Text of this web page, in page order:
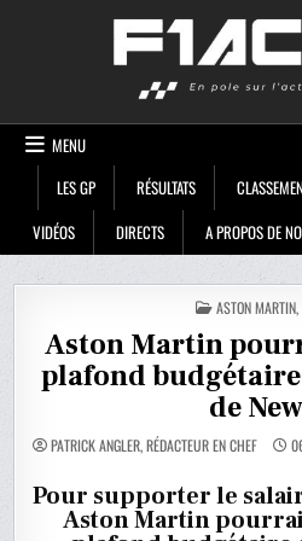
MENU
LES GP
RÉSULTATS
VIDÉOS
DIRECTS A PROPOS DE
POSTED
IN
ASTON MARTIN,
Aston Martin
plafond
de
PATRICK ANGLER, RÉDACTEUR EN CHEF
Pour supporter le
Aston Martin